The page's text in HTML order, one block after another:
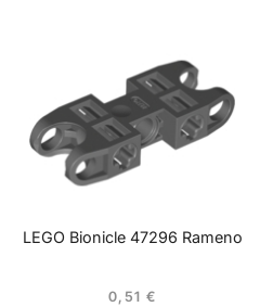
LEGO Bionicle 47296 Rameno
0,51€